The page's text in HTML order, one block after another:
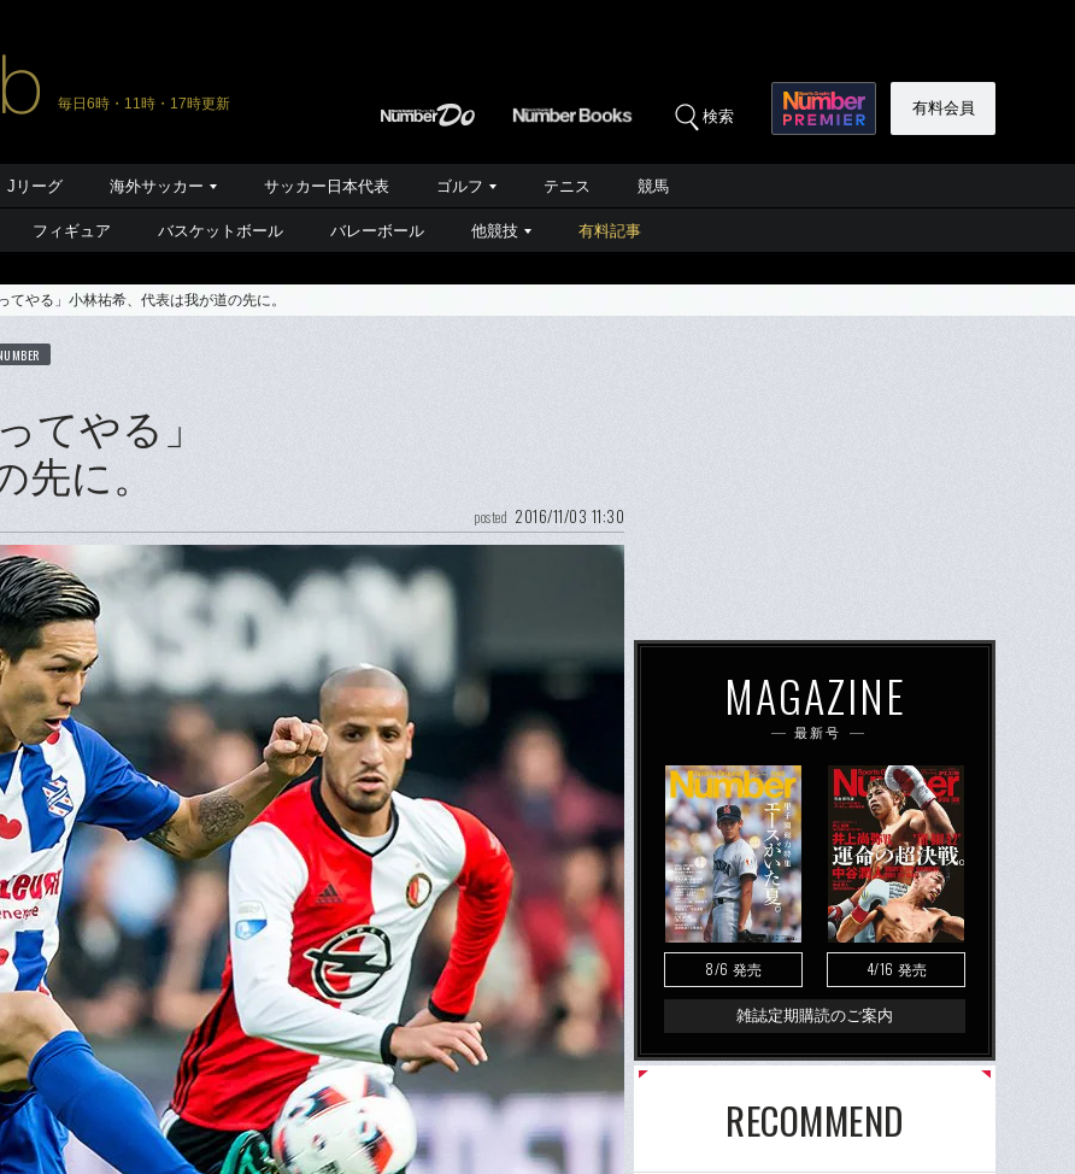
毎日6時・11時・17時更新
検索 有料会員
Jリーグ 海外サッカー サッカー日本代表 ゴルフ テニス 競馬
フィギュア バスケットボール バレーボール 他競技 有料記事
てやる」小林祐希、代表は我が道の先に。
てやる」
先に。
posted 2016/11/03 11:30
MAGAZINE
最新号
8/6 発売 4/16 発売
雑誌定期購読のご案内
RECOMMEND